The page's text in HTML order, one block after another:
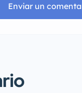
Enviar un